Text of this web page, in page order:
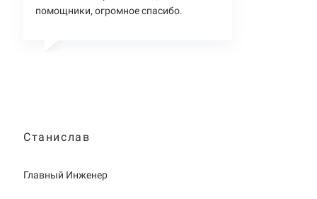
помощники, огромное спасибо.
Станислав
Главный Инженер